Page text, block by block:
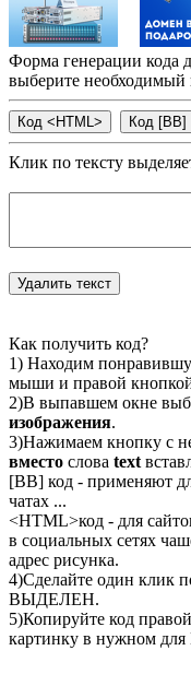
Форма генерации кода
выберите необходимый
Клик по тексту
Как получить код?
1) Находим
мыши и правой
2)В выпавшем окне
изображения.
3)Нажимаем кнопку с
вместо слова text
[BB] код - применяют
чатах ...
<HTML>код - для
в социальных сетях
адрес рисунка.
4)Сделайте один клик
ВЫДЕЛЕН.
5)Копируйте код
картинку в нужном для